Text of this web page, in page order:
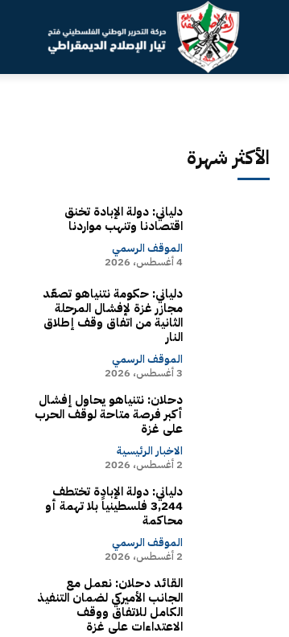
الأكثر شهرة
دلياني: دولة الإبادة تخنق
اقتصادنا وتنهب مواردنا
الموقف الرسمي
4 أغسطس، 2026
دلياني: حكومة نتنياهو تصعّد
مجازر غزة لإفشال المرحلة
الثانية من اتفاق وقف إطلاق
النار
الموقف الرسمي
3 أغسطس، 2026
دحلان: نتنياهو يحاول إفشال
أكبر فرصة متاحة لوقف الحرب
على غزة
الاخبار الرئيسية
2 أغسطس، 2026
دلياني: دولة الإبادة تختطف
3,244 فلسطينياً بلا تهمة أو
محاكمة
الموقف الرسمي
2 أغسطس، 2026
القائد دحلان: نعمل مع
الجانب الأميركي لضمان التنفيذ
الكامل للاتفاق ووقف
الاعتداءات على غزة